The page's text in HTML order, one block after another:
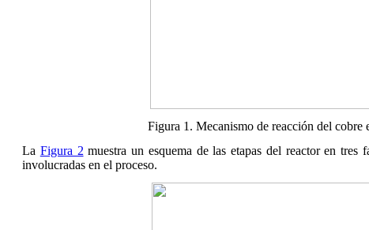
Figura 1. Mecanismo de reacción del cobre
La Figura 2 muestra un esquema de las etapas del reactor en tres
involucradas en el proceso.